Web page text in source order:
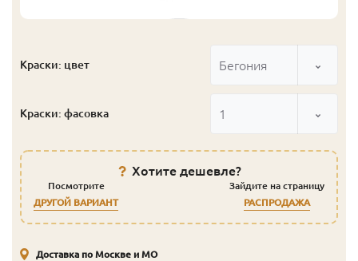
Краски: цвет Бегония
Краски: фасовка 1
Хотите дешевле?
Посмотрите
ДРУГОЙ ВАРИАНТ
Зайдите на страницу
РАСПРОДАЖА
Доставка по Москве и МО